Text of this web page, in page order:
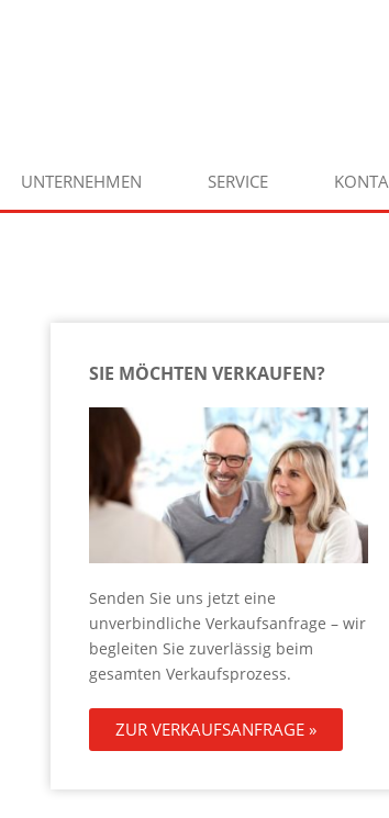
UNTERNEHMEN SERVICE
SIE MÖCHTEN VERKAUFEN?
Senden Sie uns jetzt eine
unverbindliche Verkaufsanfrage – wir
begleiten Sie zuverlässig beim
gesamten Verkaufsprozess.
ZUR VERKAUFSANFRAGE »